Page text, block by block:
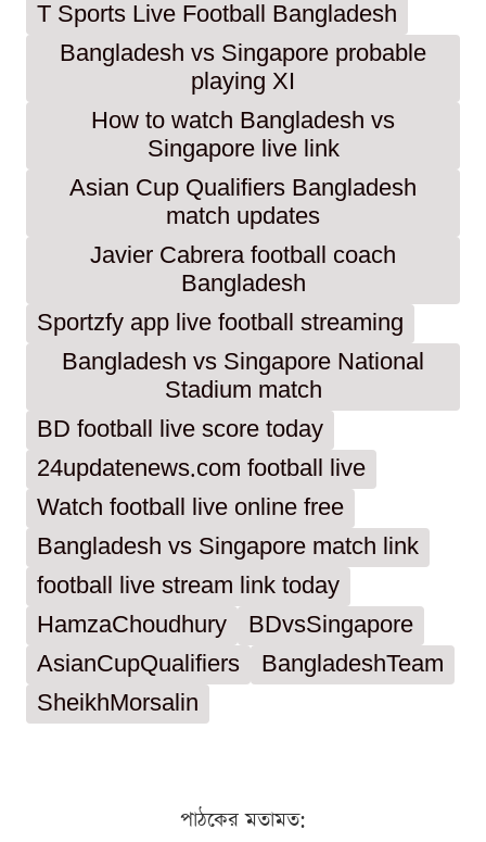
T Sports Live Football Bangladesh
Bangladesh vs Singapore probable
playing XI
How to watch Bangladesh vs
Singapore live link
Asian Cup Qualifiers Bangladesh
match updates
Javier Cabrera football coach
Bangladesh
Sportzfy app live football streaming
Bangladesh vs Singapore National
Stadium match
BD football live score today
24updatenews.com football live
Watch football live online free
Bangladesh vs Singapore match link
football live stream link today
HamzaChoudhury
BDvsSingapore
AsianCupQualifiers
BangladeshTeam
SheikhMorsalin
পাঠকের মতামত: